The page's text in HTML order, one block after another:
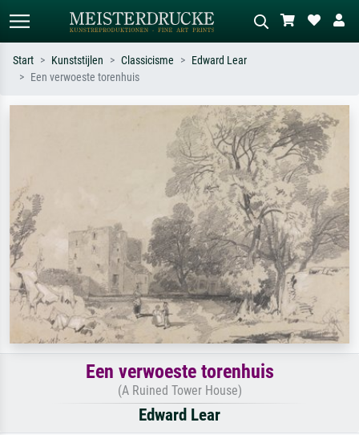
Beschrijf de scène – bijv. groene
weide, abstract met veel rood, donker
olieverfschilderij, staand naakt naast
een boom.
Start Kunststijlen Classicisme
Edward Lear
Een verwoeste torenhuis
Een verwoeste torenhuis
(A Ruined Tower House)
Edward Lear